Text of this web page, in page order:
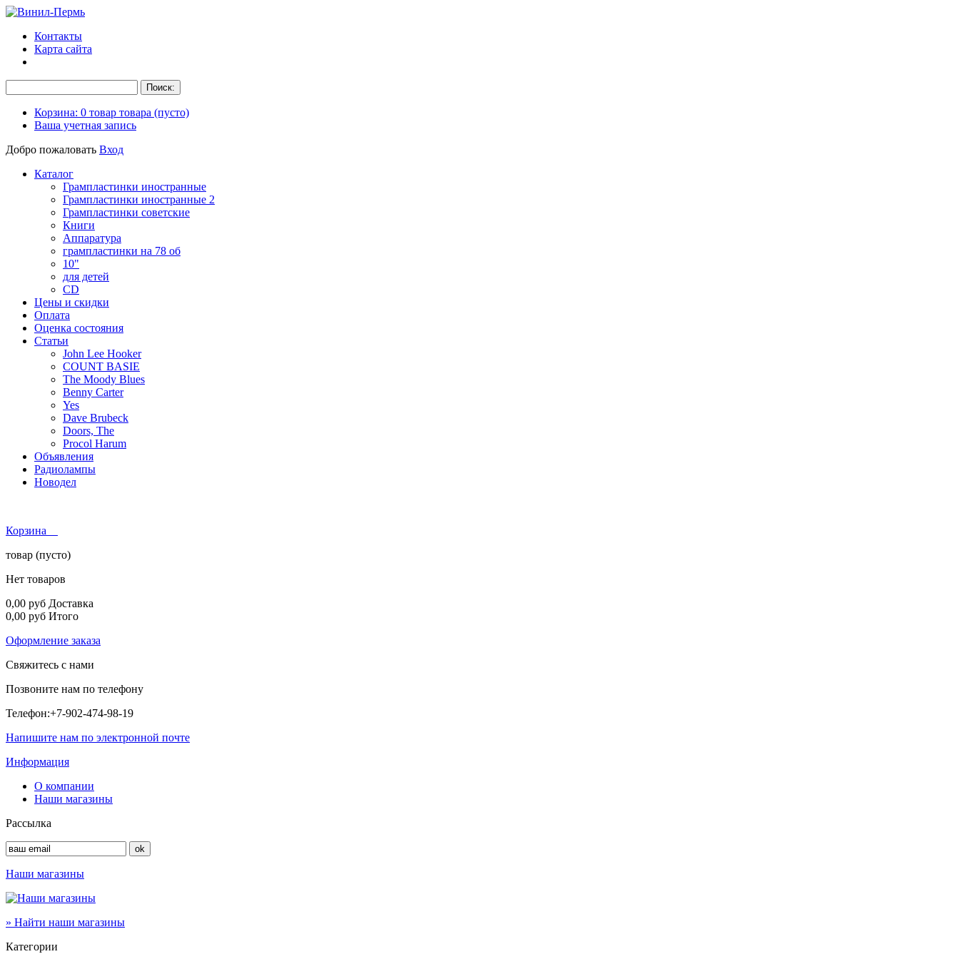
Контакты
Карта сайта
Корзина: 0 товар товара (пусто)
Ваша учетная запись
Добро пожаловать Вход
Каталог
Грампластинки иностранные
Грампластинки иностранные 2
Грампластинки советские
Книги
Аппаратура
грампластинки на 78 об
10"
для детей
CD
Цены и скидки
Оплата
Оценка состояния
Статьи
John Lee Hooker
COUNT BASIE
The Moody Blues
Benny Carter
Yes
Dave Brubeck
Doors, The
Procol Harum
Объявления
Радиолампы
Новодел
Корзина
товар (пусто)
Нет товаров
0,00 руб Доставка
0,00 руб Итого
Оформление заказа
Свяжитесь с нами
Позвоните нам по телефону
Телефон:+7-902-474-98-19
Напишите нам по электронной почте
Информация
О компании
Наши магазины
Рассылка
Наши магазины
» Найти наши магазины
Категории